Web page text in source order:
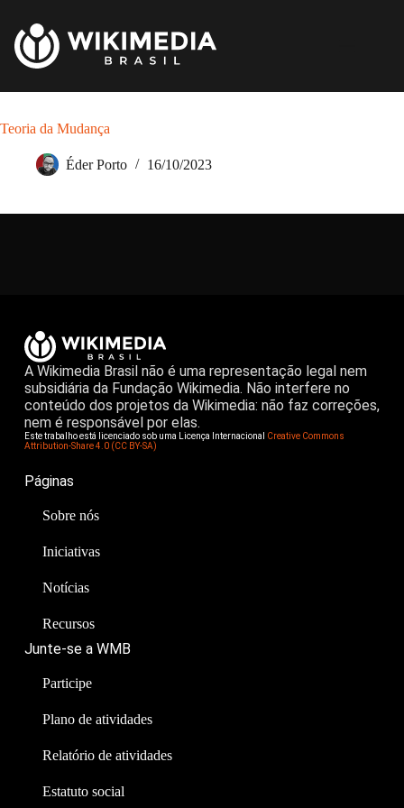
Teoria da Mudança
Éder Porto 16/10/2023
A Wikimedia Brasil não é uma representação legal nem
subsidiária da Fundação Wikimedia. Não interfere no
conteúdo dos projetos da Wikimedia: não faz correções,
nem é responsável por elas.
Este trabalho está licenciado sob uma Licença Internacional
Creative Commons
Attribution-Share 4.0 (CC BY-SA)
Páginas
Sobre nós
Iniciativas
Notícias
Recursos
Junte-se a WMB
Participe
Plano de atividades
Relatório de atividades
Estatuto social